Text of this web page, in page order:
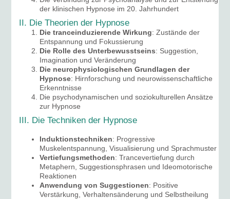
der klinischen Hypnose im 20. Jahrhundert
II. Die Theorien der Hypnose
Die tranceinduzierende Wirkung: Zustände der
Entspannung und Fokussierung
Die Rolle des Unterbewusstseins: Suggestion,
Imagination und Veränderung
Die neurophysiologischen Grundlagen der
Hypnose: Hirnforschung und neurowissenschaftliche
Erkenntnisse
Die psychodynamischen und soziokulturellen Ansätze
zur Hypnose
III. Die Techniken der Hypnose
Induktionstechniken: Progressive
Muskelentspannung, Visualisierung und Sprachmuster
Vertiefungsmethoden: Trancevertiefung durch
Metaphern, Suggestionsphrasen und Ideomotorische
Reaktionen
Anwendung von Suggestionen: Positive
Verstärkung, Verhaltensänderung und Selbstheilung